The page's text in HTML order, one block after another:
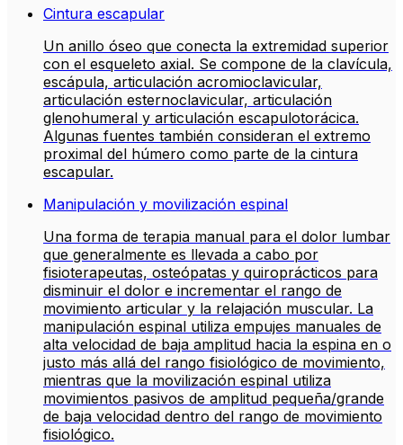
Cintura escapular
Un anillo óseo que conecta la extremidad superior
con el esqueleto axial. Se compone de la clavícula,
escápula, articulación acromioclavicular,
articulación esternoclavicular, articulación
glenohumeral y articulación escapulotorácica.
Algunas fuentes también consideran el extremo
proximal del húmero como parte de la cintura
escapular.
Manipulación y movilización espinal
Una forma de terapia manual para el dolor lumbar
que generalmente es llevada a cabo por
fisioterapeutas, osteópatas y quiroprácticos para
disminuir el dolor e incrementar el rango de
movimiento articular y la relajación muscular. La
manipulación espinal utiliza empujes manuales de
alta velocidad de baja amplitud hacia la espina en o
justo más allá del rango fisiológico de movimiento,
mientras que la movilización espinal utiliza
movimientos pasivos de amplitud pequeña/grande
de baja velocidad dentro del rango de movimiento
fisiológico.